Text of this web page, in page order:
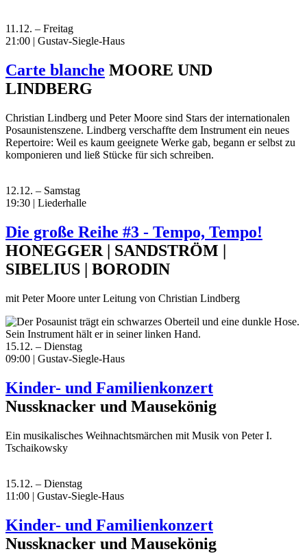
11.12. – Freitag
21:00 | Gustav-Siegle-Haus
Carte blanche MOORE UND
LINDBERG
Christian Lindberg und Peter Moore sind Stars der internationalen
Posaunistenszene. Lindberg verschaffte dem Instrument ein neues
Repertoire: Weil es kaum geeignete Werke gab, begann er selbst zu
komponieren und ließ Stücke für sich schreiben.
12.12. – Samstag
19:30 | Liederhalle
Die große Reihe #3 - Tempo, Tempo!
HONEGGER | SANDSTRÖM |
SIBELIUS | BORODIN
mit Peter Moore unter Leitung von Christian Lindberg
15.12. – Dienstag
09:00 | Gustav-Siegle-Haus
Kinder- und Familienkonzert
Nussknacker und Mausekönig
Ein musikalisches Weihnachtsmärchen mit Musik von Peter I.
Tschaikowsky
15.12. – Dienstag
11:00 | Gustav-Siegle-Haus
Kinder- und Familienkonzert
Nussknacker und Mausekönig